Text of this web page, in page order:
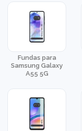
Fundas para
Samsung Galaxy
A55 5G